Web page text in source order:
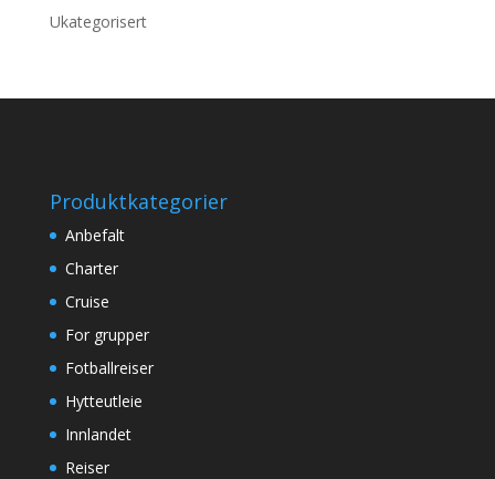
Ukategorisert
Produktkategorier
Anbefalt
Charter
Cruise
For grupper
Fotballreiser
Hytteutleie
Innlandet
Reiser